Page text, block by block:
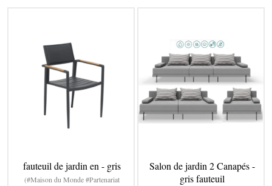
fauteuil de jardin en - gris
(#Maison du Monde #Partenariat
Salon de jardin 2 Canapés -
gris fauteuil